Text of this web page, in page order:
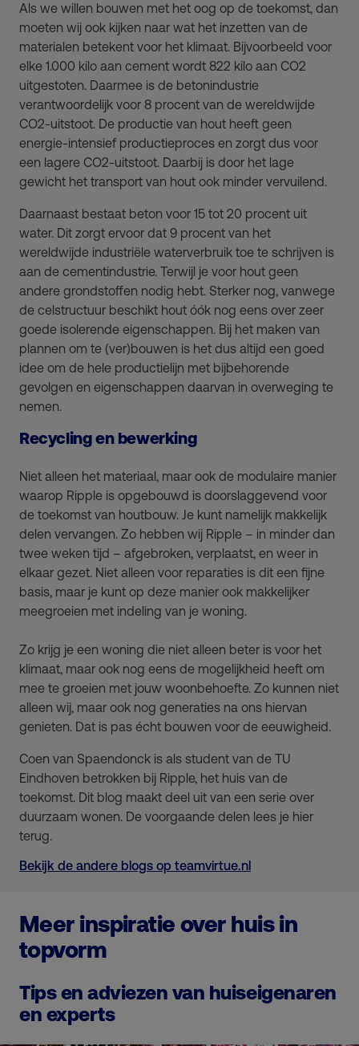
Als we willen bouwen met het oog op de toekomst, dan
moeten wij ook kijken naar wat het inzetten van de
materialen betekent voor het klimaat. Bijvoorbeeld voor
elke 1.000 kilo aan cement wordt 822 kilo aan CO2
uitgestoten. Daarmee is de betonindustrie
verantwoordelijk voor 8 procent van de wereldwijde
CO2-uitstoot. De productie van hout heeft geen
energie-intensief productieproces en zorgt dus voor
een lagere CO2-uitstoot. Daarbij is door het lage
gewicht het transport van hout ook minder vervuilend.
Daarnaast bestaat beton voor 15 tot 20 procent uit
water. Dit zorgt ervoor dat 9 procent van het
wereldwijde industriële waterverbruik toe te schrijven is
aan de cementindustrie. Terwijl je voor hout geen
andere grondstoffen nodig hebt. Sterker nog, vanwege
de celstructuur beschikt hout óók nog eens over zeer
goede isolerende eigenschappen. Bij het maken van
plannen om te (ver)bouwen is het dus altijd een goed
idee om de hele productielijn met bijbehorende
gevolgen en eigenschappen daarvan in overweging te
nemen.
Recycling en bewerking
Niet alleen het materiaal, maar ook de modulaire manier
waarop Ripple is opgebouwd is doorslaggevend voor
de toekomst van houtbouw. Je kunt namelijk makkelijk
delen vervangen. Zo hebben wij Ripple – in minder dan
twee weken tijd – afgebroken, verplaatst, en weer in
elkaar gezet. Niet alleen voor reparaties is dit een fijne
basis, maar je kunt op deze manier ook makkelijker
meegroeien met indeling van je woning.
Zo krijg je een woning die niet alleen beter is voor het
klimaat, maar ook nog eens de mogelijkheid heeft om
mee te groeien met jouw woonbehoefte. Zo kunnen niet
alleen wij, maar ook nog generaties na ons hiervan
genieten. Dat is pas écht bouwen voor de eeuwigheid.
Coen van Spaendonck is als student van de TU
Eindhoven betrokken bij Ripple, het huis van de
toekomst. Dit blog maakt deel uit van een serie over
duurzaam wonen. De voorgaande delen lees je hier
terug.
Bekijk de andere blogs op teamvirtue.nl
Meer inspiratie over huis in
topvorm
Tips en adviezen van huiseigenaren
en experts